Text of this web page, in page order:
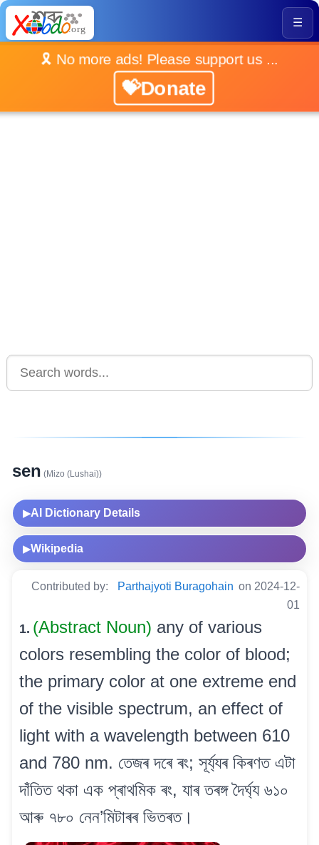
☰
🎗️ No more ads! Please support us ...
💝Donate
sen (Mizo (Lushai))
▶AI Dictionary Details
▶Wikipedia
Contributed by: Parthajyoti Buragohain on 2024-12-
01
1. (Abstract Noun) any of various
colors resembling the color of blood;
the primary color at one extreme end
of the visible spectrum, an effect of
light with a wavelength between 610
and 780 nm. তেজৰ দৰে ৰং; সূৰ্য্যৰ কিৰণত এটা
দাঁতিত থকা এক প্ৰাথমিক ৰং, যাৰ তৰঙ্গ দৈৰ্ঘ্য ৬১০
আৰু ৭৮০ নেন’মিটাৰৰ ভিতৰত।